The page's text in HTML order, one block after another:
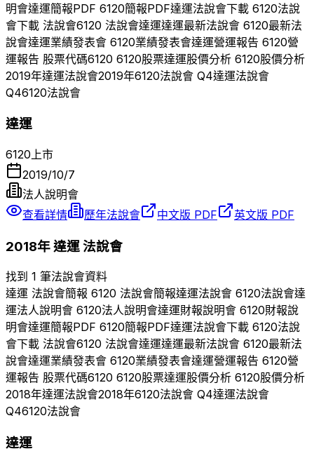
明會達運簡報PDF 6120簡報PDF達運法說會下載 6120法說
會下載 法說會6120 法說會達運達運最新法說會 6120最新法
說會達運業績發表會 6120業績發表會達運營運報告 6120營
運報告 股票代碼6120 6120股票達運股價分析 6120股價分析
2019年達運法說會2019年6120法說會 Q4達運法說會
Q46120法說會
達運
6120上市
2019/10/7
法人說明會
查看詳情
歷年法說會 中文版 PDF 英文版 PDF
2018年達運法說會
找到 1 筆法說會資料
達運 法說會簡報 6120 法說會簡報達運法說會 6120法說會達
運法人說明會 6120法人說明會達運財報說明會 6120財報說
明會達運簡報PDF 6120簡報PDF達運法說會下載 6120法說
會下載 法說會6120 法說會達運達運最新法說會 6120最新法
說會達運業績發表會 6120業績發表會達運營運報告 6120營
運報告 股票代碼6120 6120股票達運股價分析 6120股價分析
2018年達運法說會2018年6120法說會 Q4達運法說會
Q46120法說會
達運